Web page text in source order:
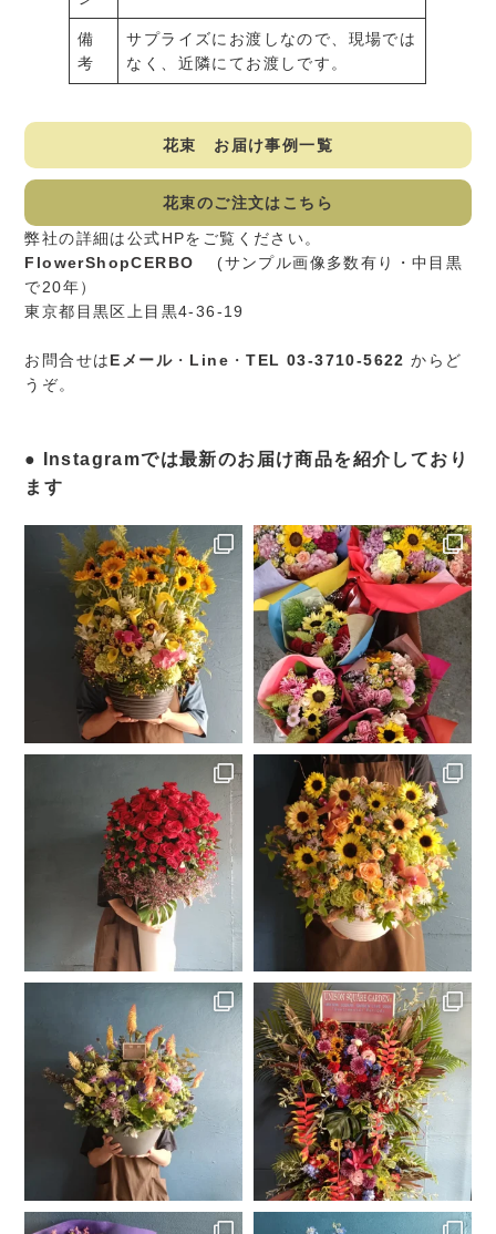
備
考
サプライズにお渡しなので、現場では
なく、近隣にてお渡しです。
花束 お届け事例一覧
花束のご注文はこちら
弊社の詳細は公式HPをご覧ください。
FlowerShopCERBO
(サンプル画像多数有り・中目黒
で20年）
東京都目黒区上目黒4-36-19
お問合せはEメール ・ Line ・TEL 03-3710-5622 からど
うぞ。
Instagramでは最新のお届け商品を紹介しており
ます